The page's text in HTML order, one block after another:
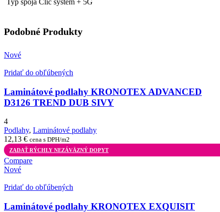
Typ spoja Clic system + 5G
Podobné Produkty
Nové
Pridať do obľúbených
Laminátové podlahy KRONOTEX ADVANCED
D3126 TREND DUB SIVY
4
Podlahy, Laminátové podlahy
12,13 € cena s DPH/m2
ZADAŤ RÝCHLY NEZÁVÄZNÝ DOPYT
Compare
Nové
Pridať do obľúbených
Laminátové podlahy KRONOTEX EXQUISIT